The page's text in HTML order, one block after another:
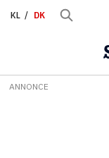
KL DK
ANNONCE